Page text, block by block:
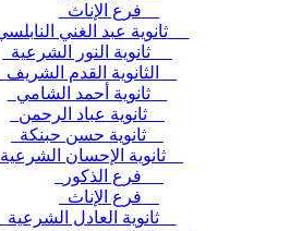
ثانوية عبد الغني النابلسي
ثانوية أحمد الشامي
ثانوية العادل الشرعية